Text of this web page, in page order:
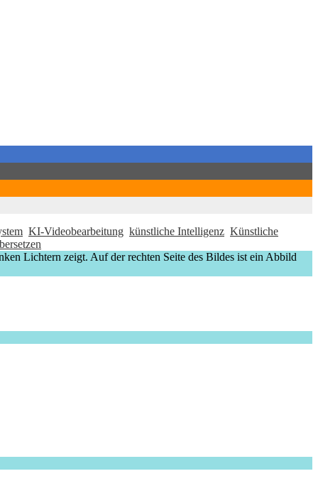
KI-Videobearbeitung künstliche Intelligenz Künstliche